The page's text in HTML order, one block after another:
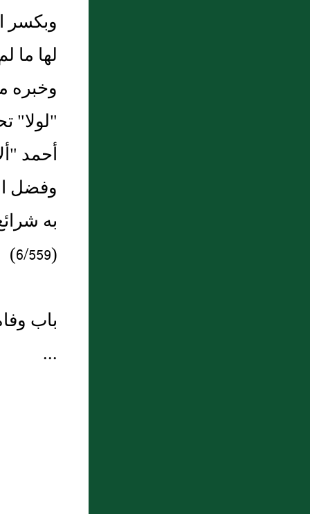
وبكسر
لها ما
وخبره
"لولا"
أحمد
وفضل
به
(6/559)
باب
...